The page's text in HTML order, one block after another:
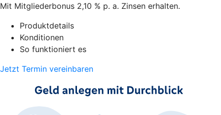
Mit Mitgliederbonus 2,10 % p. a. Zinsen erhalten.
Produktdetails
Konditionen
So funktioniert es
Jetzt Termin vereinbaren